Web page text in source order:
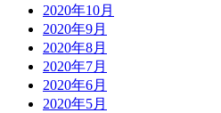
2020年10月
2020年9月
2020年8月
2020年7月
2020年6月
2020年5月